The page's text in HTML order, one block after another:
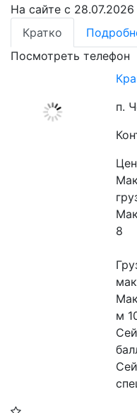
На сайте с 28.07.2026
Кратко
Посмотреть телефон
п.
8
м